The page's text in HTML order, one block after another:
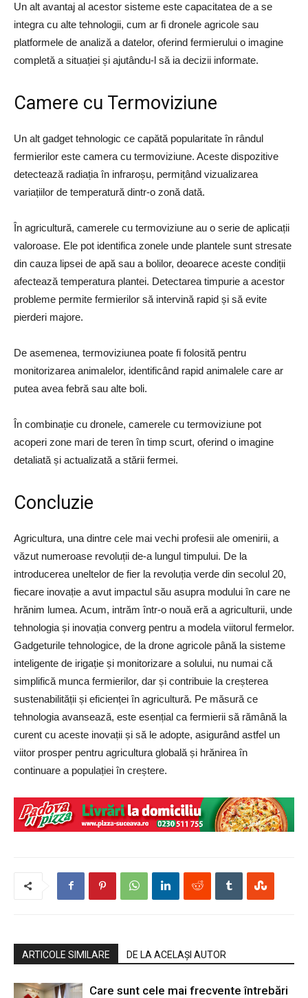
Un alt avantaj al acestor sisteme este capacitatea de a se
integra cu alte tehnologii, cum ar fi dronele agricole sau
platformele de analiză a datelor, oferind fermierului o imagine
completă a situației și ajutându-l să ia decizii informate.
Camere cu Termoviziune
Un alt gadget tehnologic ce capătă popularitate în rândul
fermierilor este camera cu termoviziune. Aceste dispozitive
detectează radiația în infraroșu, permițând vizualizarea
variațiilor de temperatură dintr-o zonă dată.
În agricultură, camerele cu termoviziune au o serie de aplicații
valoroase. Ele pot identifica zonele unde plantele sunt stresate
din cauza lipsei de apă sau a bolilor, deoarece aceste condiții
afectează temperatura plantei. Detectarea timpurie a acestor
probleme permite fermierilor să intervină rapid și să evite
pierderi majore.
De asemenea, termoviziunea poate fi folosită pentru
monitorizarea animalelor, identificând rapid animalele care ar
putea avea febră sau alte boli.
În combinație cu dronele, camerele cu termoviziune pot
acoperi zone mari de teren în timp scurt, oferind o imagine
detaliată și actualizată a stării fermei.
Concluzie
Agricultura, una dintre cele mai vechi profesii ale omenirii, a
văzut numeroase revoluții de-a lungul timpului. De la
introducerea uneltelor de fier la revoluția verde din secolul 20,
fiecare inovație a avut impactul său asupra modului în care ne
hrănim lumea. Acum, intrăm într-o nouă eră a agriculturii, unde
tehnologia și inovația converg pentru a modela viitorul fermelor.
Gadgeturile tehnologice, de la drone agricole până la sisteme
inteligente de irigație și monitorizare a solului, nu numai că
simplifică munca fermierilor, dar și contribuie la creșterea
sustenabilității și eficienței în agricultură. Pe măsură ce
tehnologia avansează, este esențial ca fermierii să rămână la
curent cu aceste inovații și să le adopte, asigurând astfel un
viitor prosper pentru agricultura globală și hrănirea în
continuare a populației în creștere.
ARTICOLE SIMILARE DE LA ACELAȘI AUTOR
Care sunt cele mai frecvente întrebări